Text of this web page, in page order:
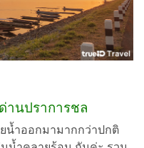
านปราการชล
น้ำออกมามากกว่าปกติ